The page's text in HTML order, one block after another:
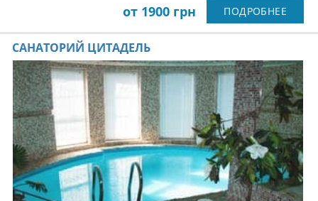
от 1900 грн ПОДРОБНЕЕ
САНАТОРИЙ ЦИТАДЕЛЬ